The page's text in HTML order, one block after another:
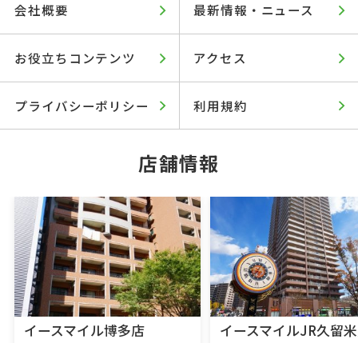
会社概要 最新情報・ニュース
お役立ちコンテンツ アクセス
プライバシーポリシー 利用規約
店舗情報
イースマイル博多店 イースマイルJR久留